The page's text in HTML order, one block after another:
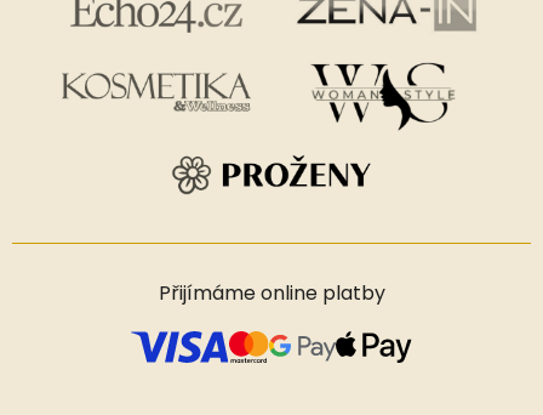
Přijímáme online platby